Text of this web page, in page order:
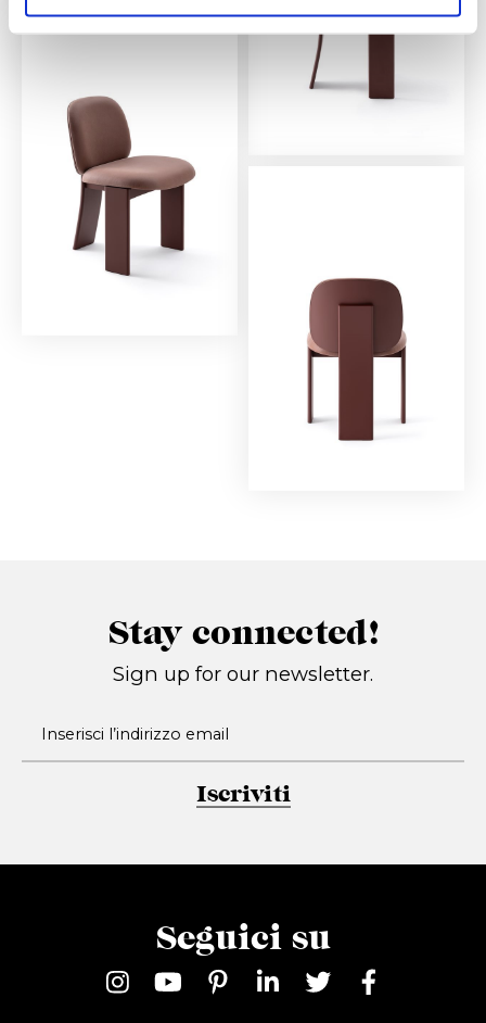
Stay connected!
Sign up for our newsletter.
Iscriviti
Seguici su